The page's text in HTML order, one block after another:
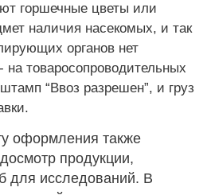
горшечные цветы или
наличия насекомых, и так
органов нет
на товаросопроводительных
“Ввоз разрешен”, и груз
оформления также
продукции,
для исследований. В